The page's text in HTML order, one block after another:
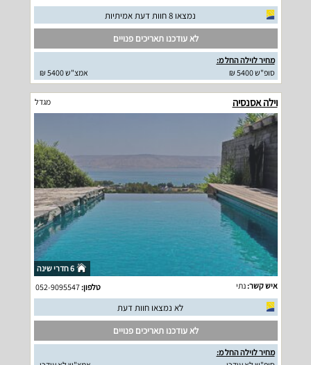
נמצאו 8 חוות דעת אמיתיות
לא עודכנו תאריכים פנויים
מחיר לוילה החל מ:
סופ"ש 5400 ₪
אמצ"ש 5400 ₪
וילה אסנסיה מגדל
6 חדרי שינה
איש קשר:נתי טלפון:052-9095547
לא נמצאו חוות דעת
לא עודכנו תאריכים פנויים
מחיר לוילה החל מ: